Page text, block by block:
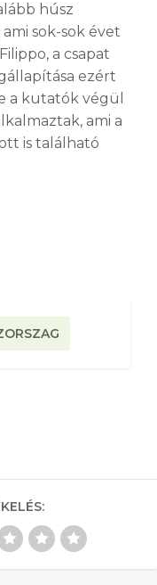
húsz
sok-sok évet
a csapat
ezért
a kutatók végül
ami a
is található